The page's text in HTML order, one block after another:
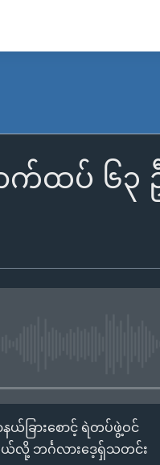
က်ထပ် ၆၃
ခြားစောင့် ရဲတပ်ဖွဲ့ဝင်
လို့ ဘင်္ဂလားဒေ့ရှ်သတင်း